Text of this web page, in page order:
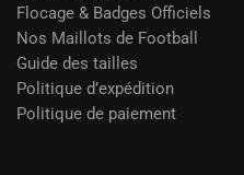
Flocage & Badges Officiels
Nos Maillots de Football
Guide des tailles
Politique d’expédition
Politique de paiement